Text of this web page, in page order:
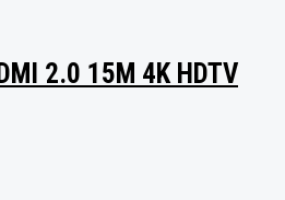
2.0 15M 4K HDTV